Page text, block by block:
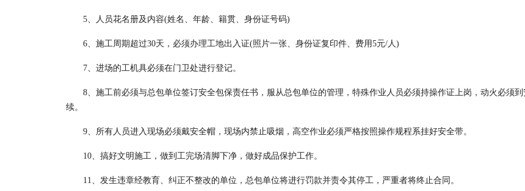
5、人员花名册及内容(姓名、年龄、籍贯、身份证号码)
6、施工周期超过30天，必须办理工地出入证(照片一张、身份证复印件、费用5元/人)
7、进场的工机具必须在门卫处进行登记。
8、施工前必须与总包单位签订安全包保责任书，服从总包单位的管理，特殊作业人员必须持操作证上岗，动火必须
续。
9、所有人员进入现场必须戴安全帽，现场内禁止吸烟，高空作业必须严格按照操作规程系挂好安全带。
10、搞好文明施工，做到工完场清脚下净，做好成品保护工作。
11、发生违章经教育、纠正不整改的单位，总包单位将进行罚款并责令其停工，严重者将终止合同。